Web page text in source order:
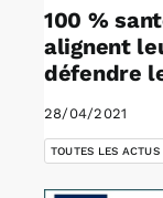
100 %
alignent
défendre
28/04/2021
TOUTES LES ACTUS